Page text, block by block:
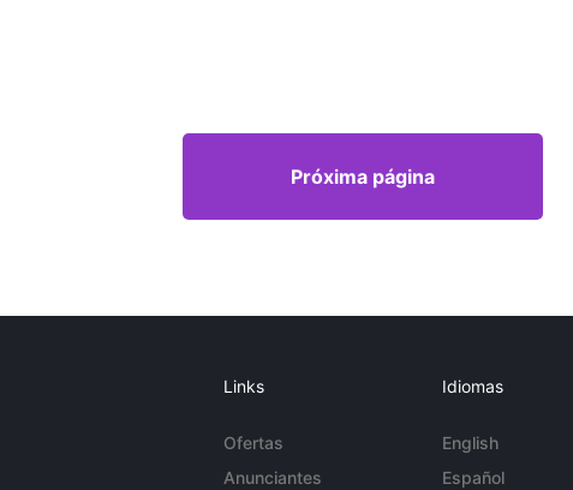
Próxima página
Links
Ofertas
Anunciantes
Idiomas
English
Español